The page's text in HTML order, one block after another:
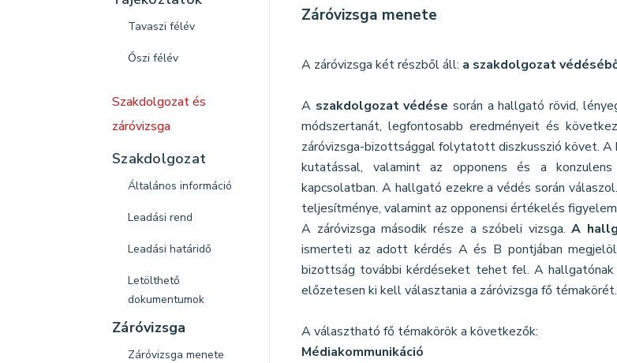
Tavaszi félév
Őszi félév
Szakdolgozat és
záróvizsga
Szakdolgozat
Általános információ
Leadási rend
Leadási határidő
Letölthető
dokumentumok
Záróvizsga
Záróvizsga menete
Záróvizsga menete
A záróvizsga két részből áll: a szakdolgozat
A szakdolgozat védése során a hallgató rövid,
módszertanát, legfontosabb eredményeit és
záróvizsga-bizottsággal folytatott diszkusszió követ.
kutatással, valamint az opponens és a
kapcsolatban. A hallgató ezekre a védés során
teljesítménye, valamint az opponensi értékelés
A záróvizsga második része a szóbeli vizsga.A
ismerteti az adott kérdés A és B pontjában
bizottság további kérdéseket tehet fel. A
előzetesen ki kell választania a záróvizsga fő témakörét.
A választható fő témakörök a következők:
Médiakommunikáció